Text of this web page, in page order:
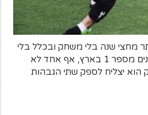
מחצי שנה בלי משחק ובכלל בלי
קשר הרי מדובר במשמיד היונים מספר 1 בארץ, אף אחד לא
יצליח לספק שתי הגבהות